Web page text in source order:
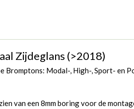
Zijdeglans (>2018)
Bromptons: Modal-, High-, Sport- en
van een 8mm boring voor de